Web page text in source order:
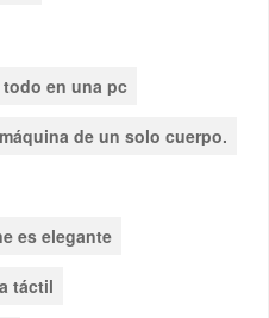
en una pc
de un solo cuerpo.
es elegante
táctil